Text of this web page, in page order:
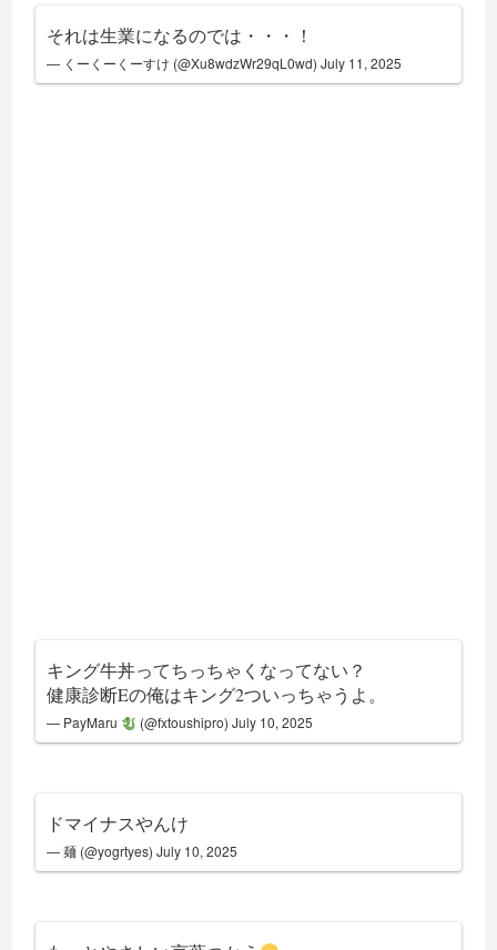
それは生業になるのでは・・・！
— くーくーくーすけ (@Xu8wdzWr29qL0wd)July 11, 2025
キング牛丼ってちっちゃくなってない？
健康診断Eの俺はキング2ついっちゃうよ。
— PayMaru (@fxtoushipro) July 10, 2025
ドマイナスやんけ
— 麺 (@yogrtyes)July 10, 2025